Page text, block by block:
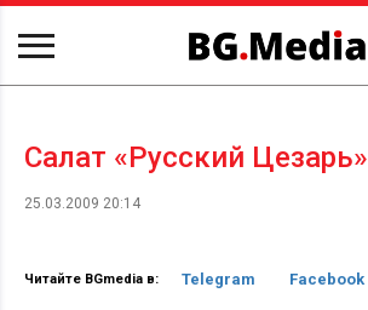
Салат «Русский Цезарь»
25.03.2009 20:14
Читайте BGmedia в: Telegram Facebook